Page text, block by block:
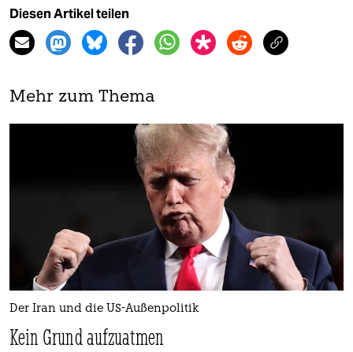
Diesen Artikel teilen
Mehr zum Thema
Der Iran und die US-Außenpolitik
Kein Grund aufzuatmen